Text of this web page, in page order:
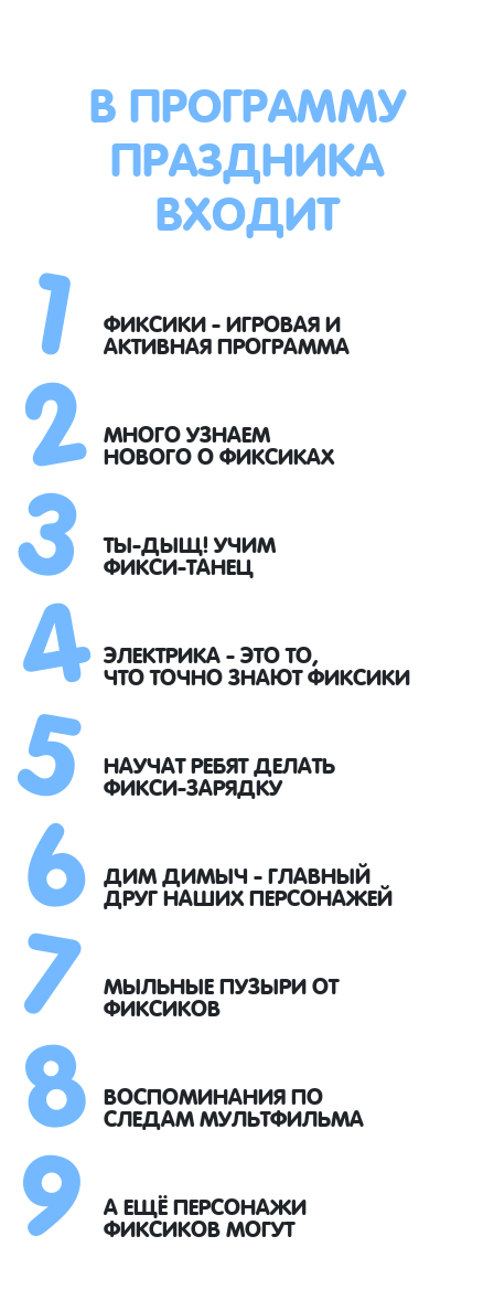
В ПРОГРАММУ
ПРАЗДНИКА
ВХОДИТ
ФИКСИКИ - ИГРОВАЯ И
АКТИВНАЯ ПРОГРАММА
МНОГО УЗНАЕМ
НОВОГО О ФИКСИКАХ
ТЫ-ДЫЩ! УЧИМ
ФИКСИ-ТАНЕЦ
ЭЛЕКТРИКА - ЭТО ТО,
ЧТО ТОЧНО ЗНАЮТ ФИКСИКИ
НАУЧАТ РЕБЯТ ДЕЛАТЬ
ФИКСИ-ЗАРЯДКУ
ДИМ ДИМЫЧ - ГЛАВНЫЙ
ДРУГ НАШИХ ПЕРСОНАЖЕЙ
МЫЛЬНЫЕ ПУЗЫРИ ОТ
ФИКСИКОВ
ВОСПОМИНАНИЯ ПО
СЛЕДАМ МУЛЬТФИЛЬМА
А ЕЩЁ ПЕРСОНАЖИ
ФИКСИКОВ МОГУТ